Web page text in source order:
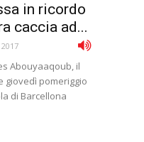
in ricordo
caccia ad...
Abouyaaqoub, il
giovedì pomeriggio
di Barcellona